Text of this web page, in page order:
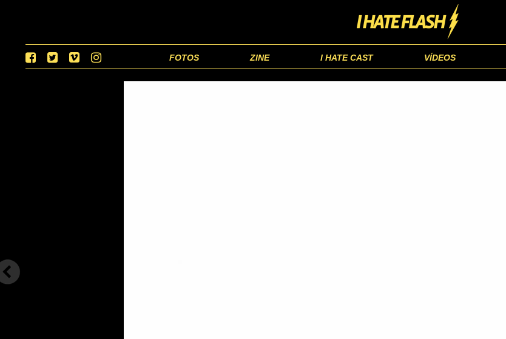
FOTOS ZINE I HATE CAST VÍDEOS